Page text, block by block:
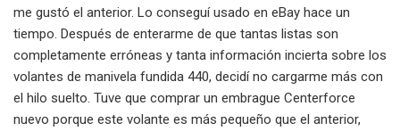
me gustó el anterior. Lo conseguí usado en eBay hace un
tiempo. Después de enterarme de que tantas listas son
completamente erróneas y tanta información incierta sobre los
volantes de manivela fundida 440, decidí no cargarme más con
el hilo suelto. Tuve que comprar un embrague Centerforce
nuevo porque este volante es más pequeño que el anterior,